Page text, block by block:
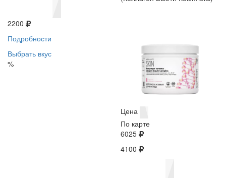
2200
Подробности
Выбрать вкус
%
Цена
По карте
6025
4100